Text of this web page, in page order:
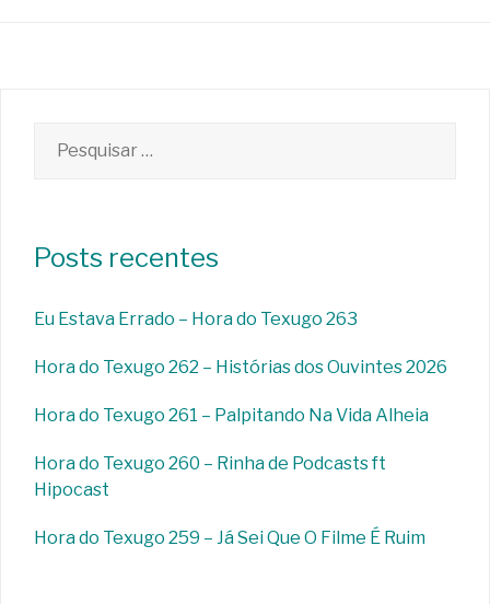
por:
Posts recentes
Eu Estava Errado – Hora do Texugo 263
Hora do Texugo 262 – Histórias dos Ouvintes 2026
Hora do Texugo 261 – Palpitando Na Vida Alheia
Hora do Texugo 260 – Rinha de Podcasts ft
Hipocast
Hora do Texugo 259 – Já Sei Que O Filme É Ruim